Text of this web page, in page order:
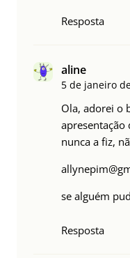
Resposta
aline
5 de janeiro
Ola, adorei o
nunca a fiz,
se alguém
Resposta